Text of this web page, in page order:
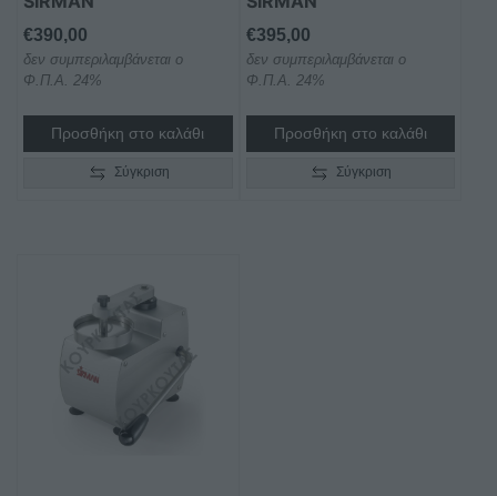
€390,00
δεν συμπεριλαμβάνεται ο
Φ.Π.Α. 24%
Προσθήκη στο καλάθι
Σύγκριση
€395,00
δεν συμπεριλαμβάνεται ο
Φ.Π.Α. 24%
Προσθήκη στο καλάθι
Σύγκριση